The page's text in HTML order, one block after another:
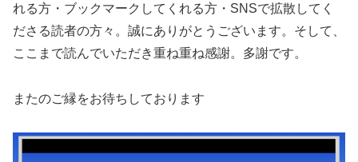
れる方・ブックマークしてくれる方・SNSで拡散してく
ださる読者の方々。誠にありがとうございます。そして、
ここまで読んでいただき重ね重ね感謝。多謝です。
またのご縁をお待ちしております